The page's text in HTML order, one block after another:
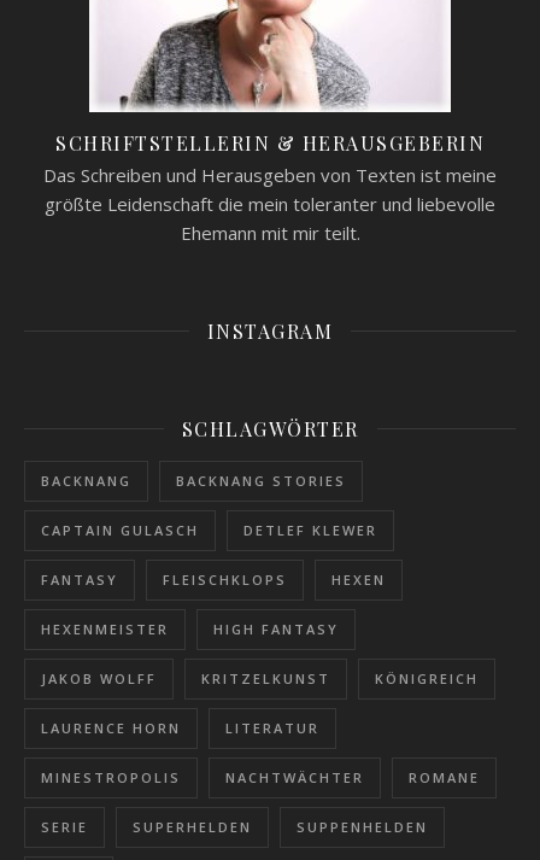
SCHRIFTSTELLERIN & HERAUSGEBERIN
Das Schreiben und Herausgeben von Texten ist meine
größte Leidenschaft die mein toleranter und liebevolle
Ehemann mit mir teilt.
INSTAGRAM
SCHLAGWÖRTER
BACKNANG BACKNANG STORIES
CAPTAIN GULASCH DETLEF KLEWER
FANTASY FLEISCHKLOPS HEXEN
HEXENMEISTER HIGH FANTASY
JAKOB WOLFF KRITZELKUNST KÖNIGREICH
LAURENCE HORN LITERATUR
MINESTROPOLIS NACHTWÄCHTER ROMANE
SERIE SUPERHELDEN SUPPENHELDEN